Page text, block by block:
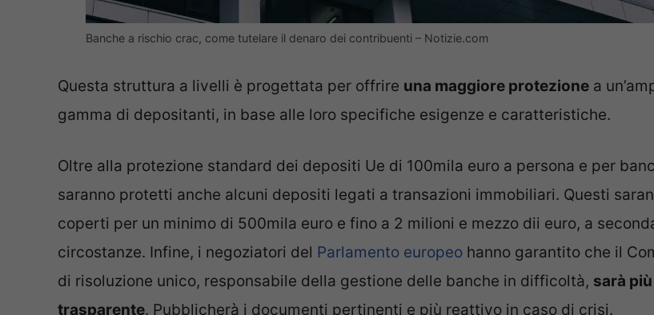
Banche a rischio crac, come tutelare il denaro dei contribuenti – Notizie.com
Questa struttura a livelli è progettata per offrire una maggiore protezione a
gamma di depositanti, in base alle loro specifiche esigenze e caratteristiche.
Oltre alla protezione standard dei depositi Ue di 100mila euro a persona e per
saranno protetti anche alcuni depositi legati a transazioni immobiliari. Questi
coperti per un minimo di 500mila euro e fino a 2 milioni e mezzo dii euro, a
circostanze. Infine, i negoziatori del Parlamento europeo hanno garantito che il
di risoluzione unico, responsabile della gestione delle banche in difficoltà, sarà più
trasparente. Pubblicherà i documenti pertinenti e più reattivo in caso di crisi.